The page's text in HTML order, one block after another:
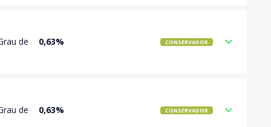
de 0,63% CONSERVADOR
de 0,63% CONSERVADOR